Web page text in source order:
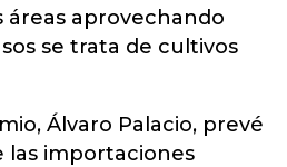
áreas aprovechando
se trata de cultivos
Álvaro Palacio, prevé
las importaciones